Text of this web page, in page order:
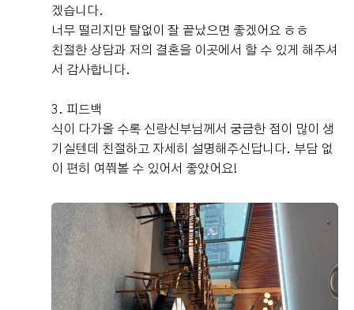
겠습니다.
너무 떨리지만 탈없이 잘 끝났으면 좋겠어요 ㅎㅎ
친절한 상담과 저의 결혼을 이곳에서 할 수 있게 해주셔
서 감사합니다.
3. 피드백
식이 다가올 수록 신랑신부님께서 궁금한 점이 많이 생
기실텐데 친절하고 자세히 설명해주신답니다. 부담 없
이 편히 여쭤볼 수 있어서 좋았어요!